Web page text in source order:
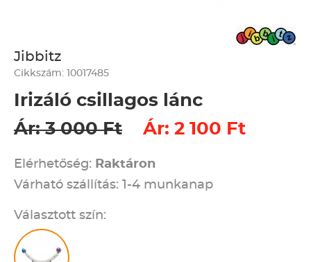
Jibbitz
Cikkszám: 10017485
Irizáló csillagos lánc
Ár: 3 000 Ft
Ár: 2 100 Ft
Elérhetőség: Raktáron
Várható szállítás: 1-4 munkanap
Választott szín: